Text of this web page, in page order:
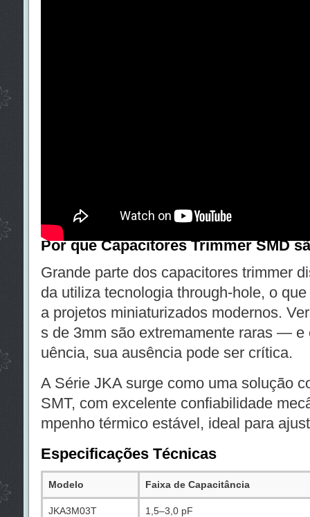
a em estoque.
Por que Capacitores Trimmer SMD
Grande parte dos capacitores trimmer
da utiliza tecnologia through-hole, o
a projetos miniaturizados modernos.
s de 3mm são extremamente raras — e
uência, sua ausência pode ser crítica.
A Série JKA surge como uma solução
SMT, com excelente confiabilidade
mpenho térmico estável, ideal para
Especificações Técnicas
Modelo Faixa de Capacitância
JKA3M03T 1,5–3,0 pF